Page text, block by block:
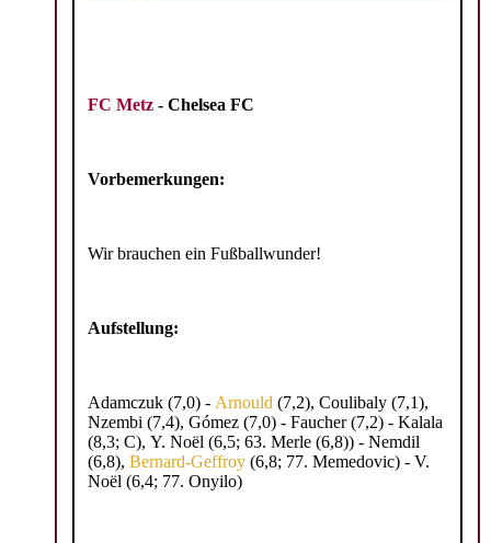
FC Metz - Chelsea FC
Vorbemerkungen:
Wir brauchen ein Fußballwunder!
Aufstellung:
Adamczuk (7,0) - Arnould (7,2), Coulibaly (7,1),
Nzembi (7,4), Gómez (7,0) - Faucher (7,2) - Kalala
(8,3; C), Y. Noël (6,5; 63. Merle (6,8)) - Nemdil
(6,8), Bernard-Geffroy (6,8; 77. Memedovic) - V.
Noël (6,4; 77. Onyilo)